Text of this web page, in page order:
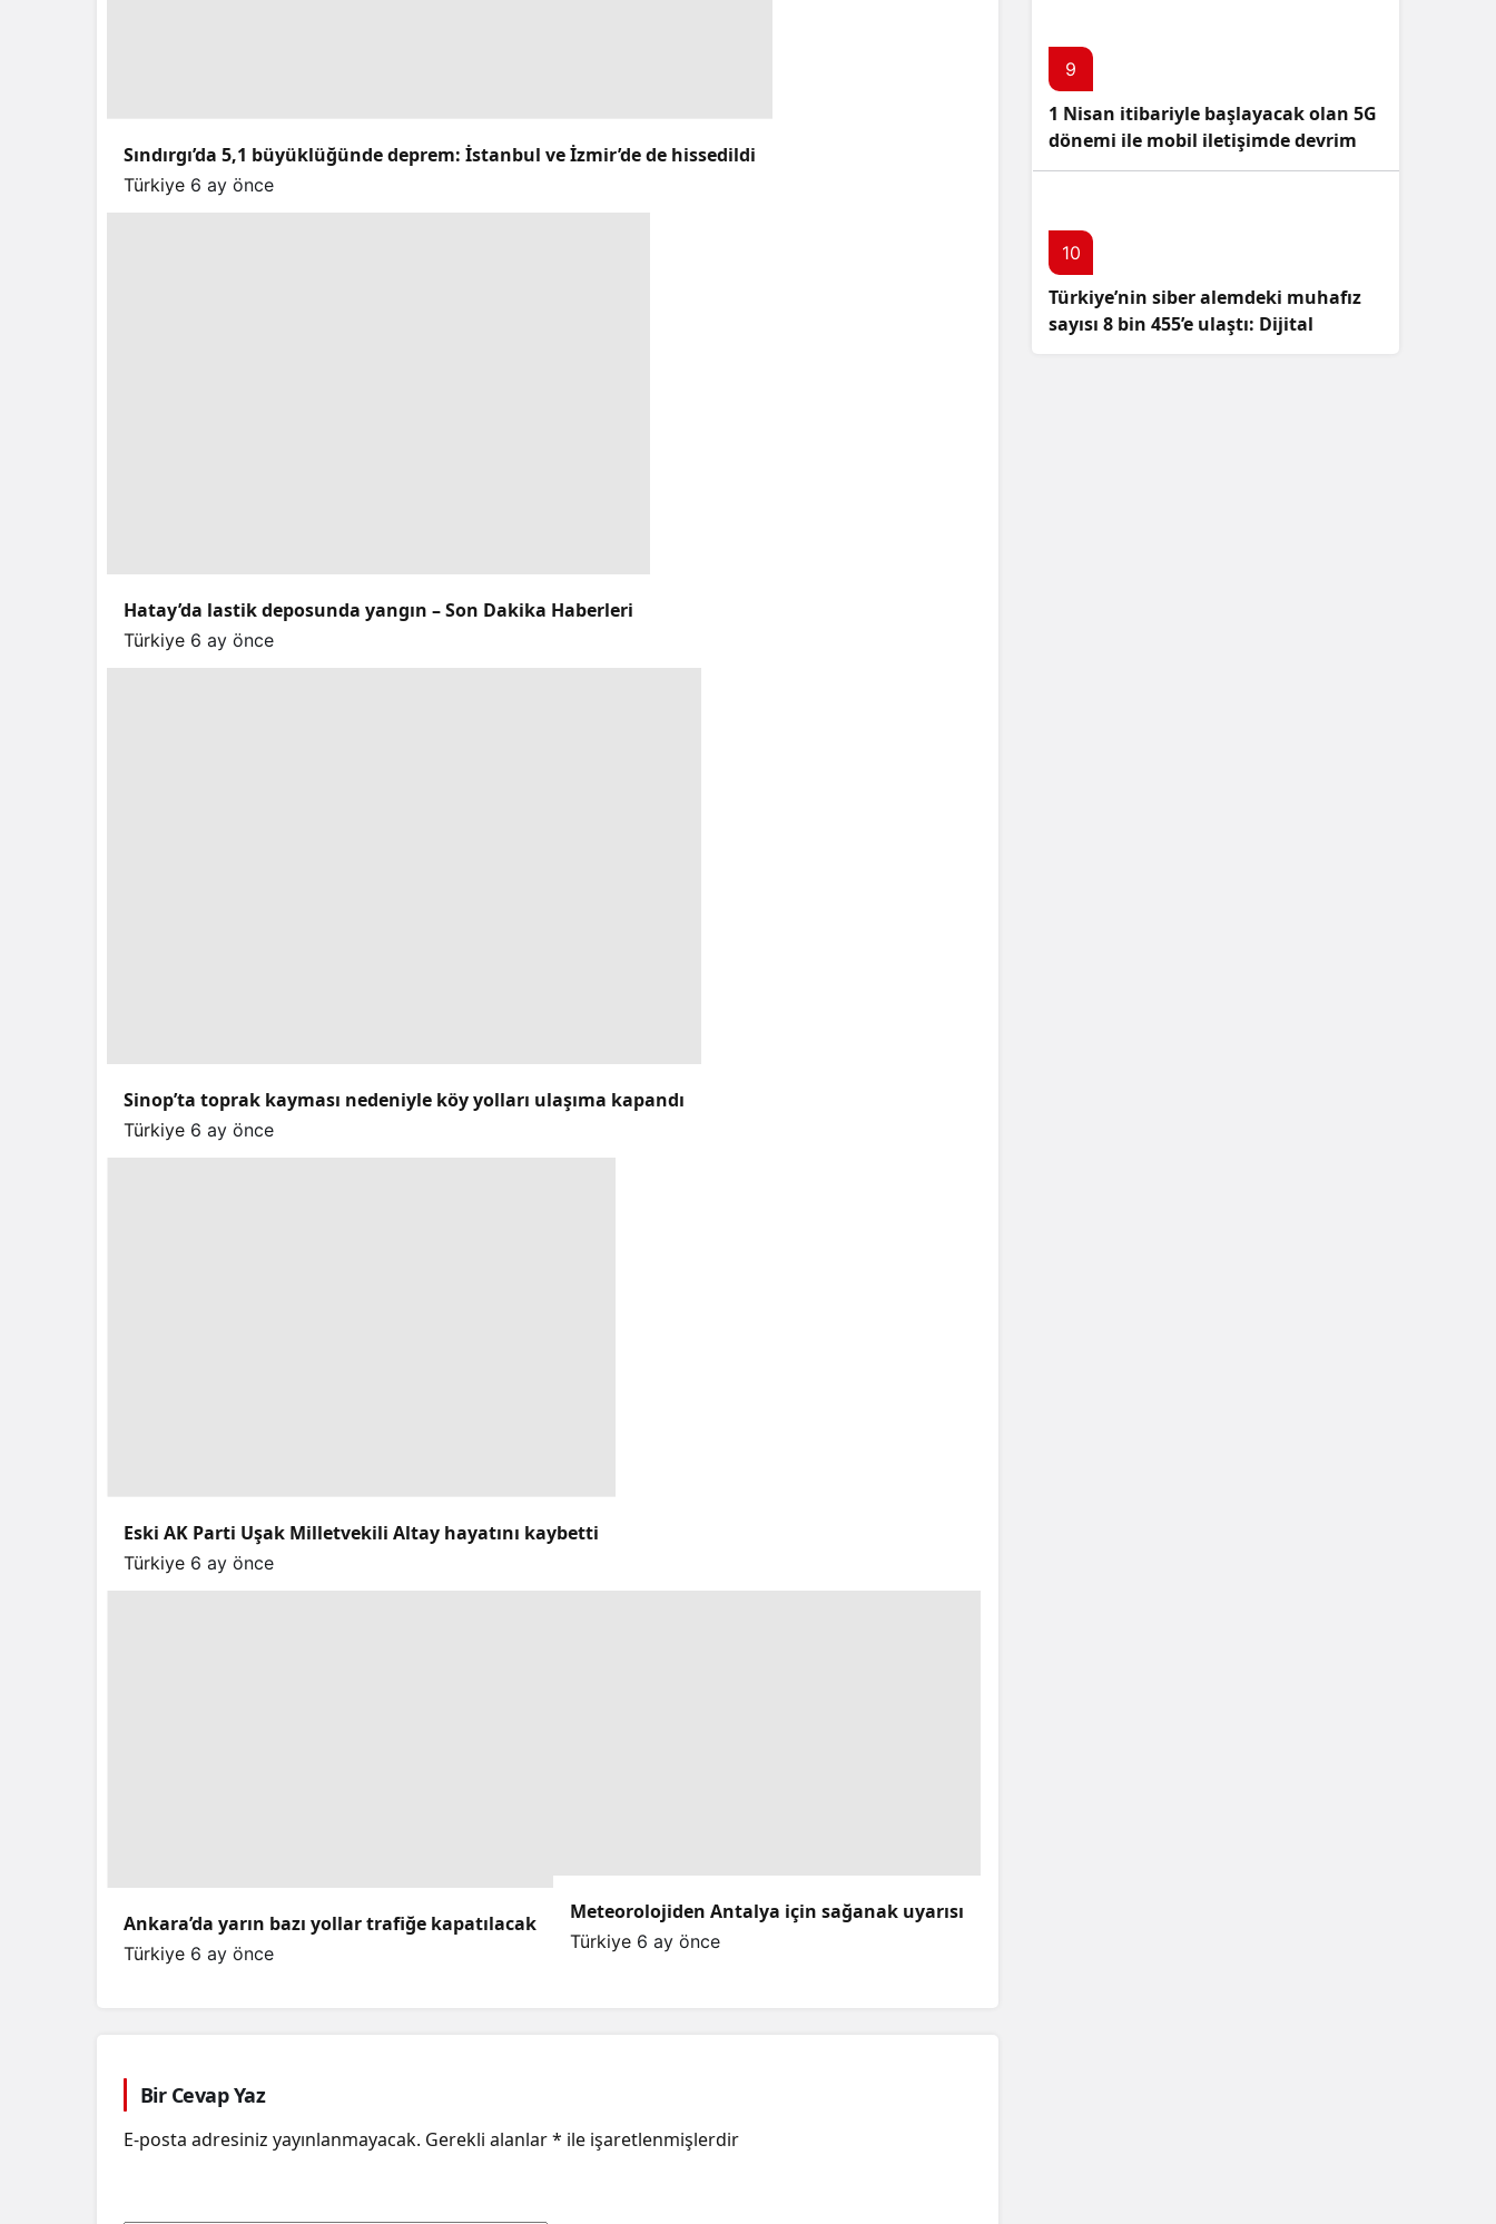
Sındırgı’da 5,1 büyüklüğünde deprem: İstanbul ve İzmir’de de hissedildi
Türkiye 6 ay önce
Hatay’da lastik deposunda yangın – Son Dakika Haberleri
Türkiye 6 ay önce
Sinop’ta toprak kayması nedeniyle köy yolları ulaşıma kapandı
Türkiye 6 ay önce
Eski AK Parti Uşak Milletvekili Altay hayatını kaybetti
Türkiye 6 ay önce
Ankara’da yarın bazı yollar trafiğe kapatılacak
Türkiye 6 ay önce
Meteorolojiden Antalya için sağanak uyarısı
Türkiye 6 ay önce
Bir Cevap Yaz
E-posta adresiniz yayınlanmayacak. Gerekli alanlar* ile işaretlenmişlerdir
9
1 Nisan itibariyle başlayacak olan 5G
dönemi ile mobil iletişimde devrim
başlıyor!
10
Türkiye’nin siber alemdeki muhafız
sayısı 8 bin 455’e ulaştı: Dijital